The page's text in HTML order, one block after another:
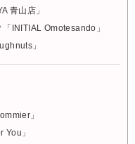
青山店」
INITIAL Omotesando」
」
」
You」